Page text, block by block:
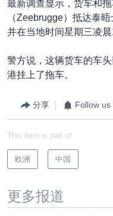
最新调查显示，货车和
（Zeebrugge）抵达泰
并在当地时间星期三凌晨
警方说，这辆货车的车
港挂上了拖车。
分享 Follow us
This item is part of
欧洲 中国
更多报道